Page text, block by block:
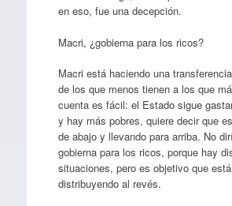
en eso, fue una decepción.
Macri, ¿gobierna para los ricos?
Macri está haciendo una
de los que menos tienen a los que
cuenta es fácil: el Estado sigue
y hay más pobres, quiere decir que
de abajo y llevando para arriba. No
gobierna para los ricos, porque hay
situaciones, pero es objetivo que está
distribuyendo al revés.